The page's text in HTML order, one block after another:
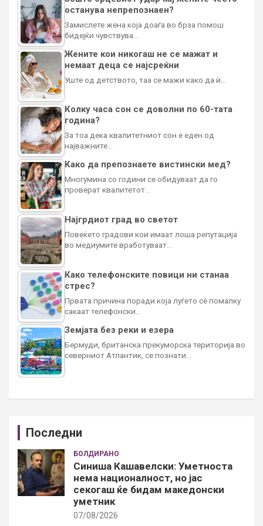
останува непрепознаен?
Замислете жена која доаѓа во брза помош
бидејќи чувствува…
Жените кои никогаш не се мажат и
немаат деца се најсреќни
Уште од детството, таа се мажи како да ѝ…
Колку часа сон се доволни по 60-тата
година?
За тоа дека квалитетниот сон е еден од
најважните…
Како да препознаете вистински мед?
Многумина со години се обидуваат да го
проверат квалитетот…
Најгрдиот град во светот
Повеќето градови кои имаат лоша репутација
во медиумите вработуваат…
Како телефонските повици ни станаа
стрес?
Првата причина поради која луѓето сè помалку
сакаат телефонски…
Земјата без реки и езера
Бермуди, британска прекуморска територија во
северниот Атлантик, се познати…
Последни
БОЛДИРАНО
Синиша Кашавелски: Уметноста
нема националност, но јас
секогаш ќе бидам македонски
уметник
07/08/2026